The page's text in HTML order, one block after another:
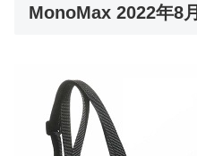
MonoMax 2022年8